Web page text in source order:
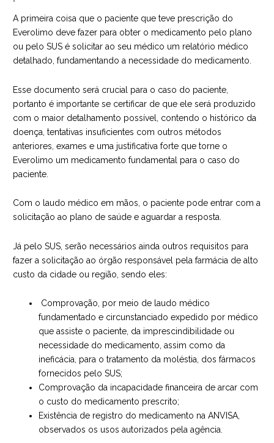
A primeira coisa que o paciente que teve prescrição do
Everolimo deve fazer para obter o medicamento pelo plano
ou pelo SUS é solicitar ao seu médico um relatório médico
detalhado, fundamentando a necessidade do medicamento.
Esse documento será crucial para o caso do paciente,
portanto é importante se certificar de que ele será produzido
com o maior detalhamento possível, contendo o histórico da
doença, tentativas insuficientes com outros métodos
anteriores, exames e uma justificativa forte que torne o
Everolimo um medicamento fundamental para o caso do
paciente.
Com o laudo médico em mãos, o paciente pode entrar com a
solicitação ao plano de saúde e aguardar a resposta.
Já pelo SUS, serão necessários ainda outros requisitos para
fazer a solicitação ao órgão responsável pela farmácia de alto
custo da cidade ou região, sendo eles:
Comprovação, por meio de laudo médico
fundamentado e circunstanciado expedido por médico
que assiste o paciente, da imprescindibilidade ou
necessidade do medicamento, assim como da
ineficácia, para o tratamento da moléstia, dos fármacos
fornecidos pelo SUS;
Comprovação da incapacidade financeira de arcar com
o custo do medicamento prescrito;
Existência de registro do medicamento na ANVISA,
observados os usos autorizados pela agência.